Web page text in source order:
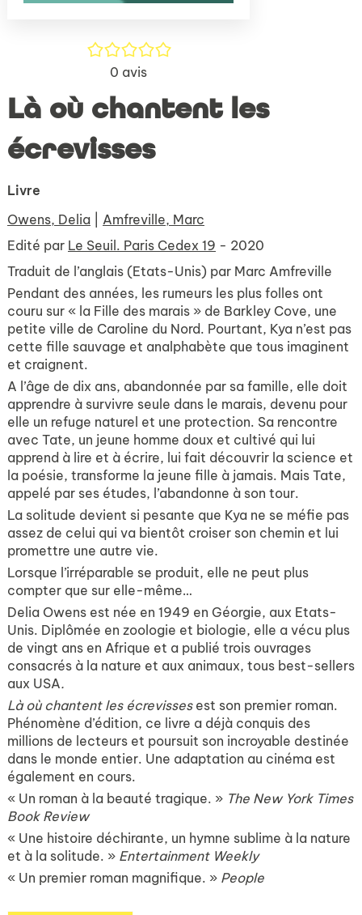
/5
0 avis
Là où chantent les
écrevisses
Livre
Owens, Delia
Amfreville, Marc
Edité par Le Seuil. Paris Cedex 19 - 2020
Traduit de l’anglais (Etats-Unis) par Marc Amfreville
Pendant des années, les rumeurs les plus folles ont
couru sur « la Fille des marais » de Barkley Cove, une
petite ville de Caroline du Nord. Pourtant, Kya n’est pas
cette fille sauvage et analphabète que tous imaginent
et craignent.
A l’âge de dix ans, abandonnée par sa famille, elle doit
apprendre à survivre seule dans le marais, devenu pour
elle un refuge naturel et une protection. Sa rencontre
avec Tate, un jeune homme doux et cultivé qui lui
apprend à lire et à écrire, lui fait découvrir la science et
la poésie, transforme la jeune fille à jamais. Mais Tate,
appelé par ses études, l’abandonne à son tour.
La solitude devient si pesante que Kya ne se méfie pas
assez de celui qui va bientôt croiser son chemin et lui
promettre une autre vie.
Lorsque l’irréparable se produit, elle ne peut plus
compter que sur elle-même…
Delia Owens est née en 1949 en Géorgie, aux Etats-
Unis. Diplômée en zoologie et biologie, elle a vécu plus
de vingt ans en Afrique et a publié trois ouvrages
consacrés à la nature et aux animaux, tous best-sellers
aux USA.
Là où chantent les écrevissesest son premier roman.
Phénomène d’édition, ce livre a déjà conquis des
millions de lecteurs et poursuit son incroyable destinée
dans le monde entier. Une adaptation au cinéma est
également en cours.
« Un roman à la beauté tragique. » The New York Times
Book Review
« Une histoire déchirante, un hymne sublime à la nature
et à la solitude. » Entertainment Weekly
« Un premier roman magnifique. » People